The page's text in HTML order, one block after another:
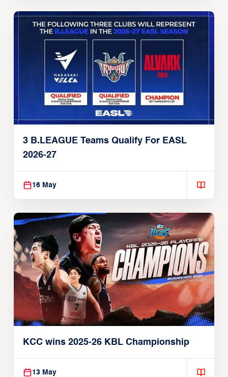
3 B.LEAGUE Teams Qualify For EASL
2026-27
16 May
KCC wins 2025-26 KBL Championship
13 May